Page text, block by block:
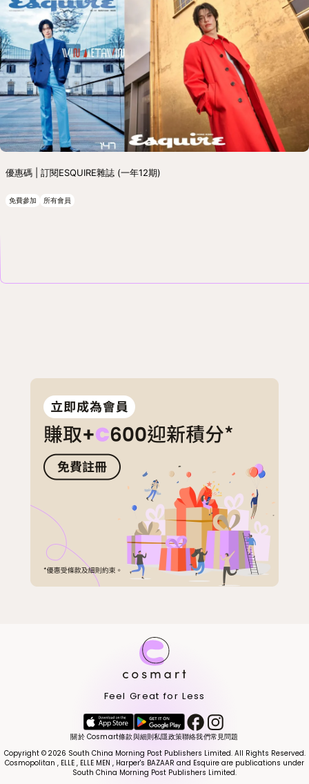
優惠碼 | 訂閱ESQUIRE雜誌 (一年12期)
免費參加 所有會員
Feel Great for Less
關於 Cosmart條款與細則私隱政策聯絡我們常見問題
Copyright © 2026 South China Morning Post Publishers Limited. All Rights Reserved.
Cosmopolitan , ELLE , ELLE MEN , Harper's BAZAAR and Esquire are publications under
South China Morning Post Publishers Limited.